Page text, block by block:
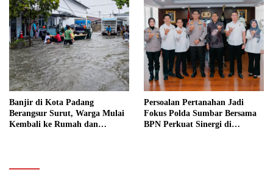
Banjir di Kota Padang
Berangsur Surut, Warga Mulai
Kembali ke Rumah dan
Persoalan Pertanahan Jadi
Fokus Polda Sumbar Bersama
BPN Perkuat Sinergi di